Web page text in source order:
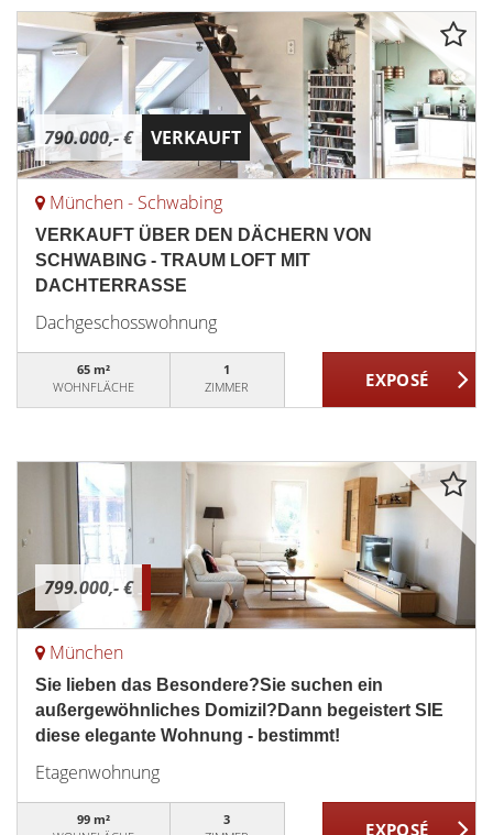
790.000,- € VERKAUFT
München - Schwabing
VERKAUFT ÜBER DEN DÄCHERN VON
SCHWABING - TRAUM LOFT MIT
DACHTERRASSE
Dachgeschosswohnung
65 m²
WOHNFLÄCHE
1
ZIMMER
799.000,- €
München
Sie lieben das Besondere?Sie suchen ein
außergewöhnliches Domizil?Dann begeistert SIE
diese elegante Wohnung - bestimmt!
Etagenwohnung
99 m²
3